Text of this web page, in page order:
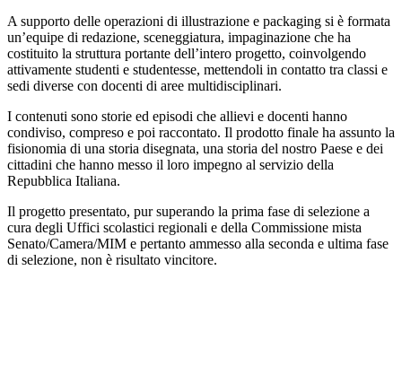
A supporto delle operazioni di illustrazione e packaging si è formata
un’equipe di redazione, sceneggiatura, impaginazione che ha
costituito la struttura portante dell’intero progetto, coinvolgendo
attivamente studenti e studentesse, mettendoli in contatto tra classi e
sedi diverse con docenti di aree multidisciplinari.
I contenuti sono storie ed episodi che allievi e docenti hanno
condiviso, compreso e poi raccontato. Il prodotto finale ha assunto la
fisionomia di una storia disegnata, una storia del nostro Paese e dei
cittadini che hanno messo il loro impegno al servizio della
Repubblica Italiana.
Il progetto presentato, pur superando la prima fase di selezione a
cura degli Uffici scolastici regionali e della Commissione mista
Senato/Camera/MIM e pertanto ammesso alla seconda e ultima fase
di selezione, non è risultato vincitore.